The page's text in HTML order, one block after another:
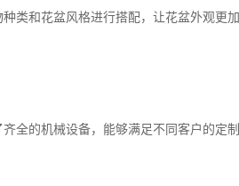
类和花盆风格进行搭配，让花盆外观更加
全的机械设备，能够满足不同客户的定制